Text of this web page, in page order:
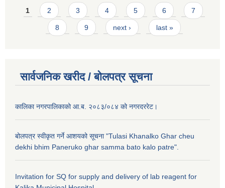
Pages
1 2 3 4 5 6 7
8 9 next › last »
सार्वजनिक खरीद / बाेलपत्र सूचना
कालिका नगरपालिकाको आ.ब. २०८३/०८४ को नगरदररेट।
बोलपत्र स्वीकृत गर्ने आशयको सूचना "Tulasi Khanalko Ghar cheu
dekhi bhim Paneruko ghar samma bato kalo patre".
Invitation for SQ for supply and delivery of lab reagent for